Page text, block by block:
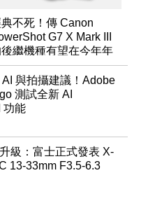
不死！傳 Canon
G7 X Mark III
後繼機種有望在今年年
推出？
與拍攝建議！Adobe
測試全新 AI
功能
級：富士正式發表 X-
13-33mm F3.5-6.3